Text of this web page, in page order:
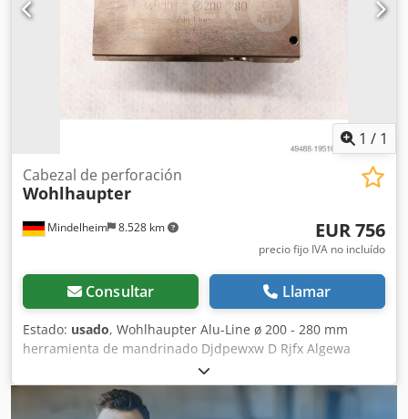
1 / 1
Mindelheim 8.528 km
Cabezal de perforación
Wohlhaupter
EUR 756
precio fijo IVA no incluído
Consultar Llamar
Estado: usado, Wohlhaupter Alu-Line ø 200 - 280 mm
herramienta de mandrinado Djdpewxw D Rjfx Algewa